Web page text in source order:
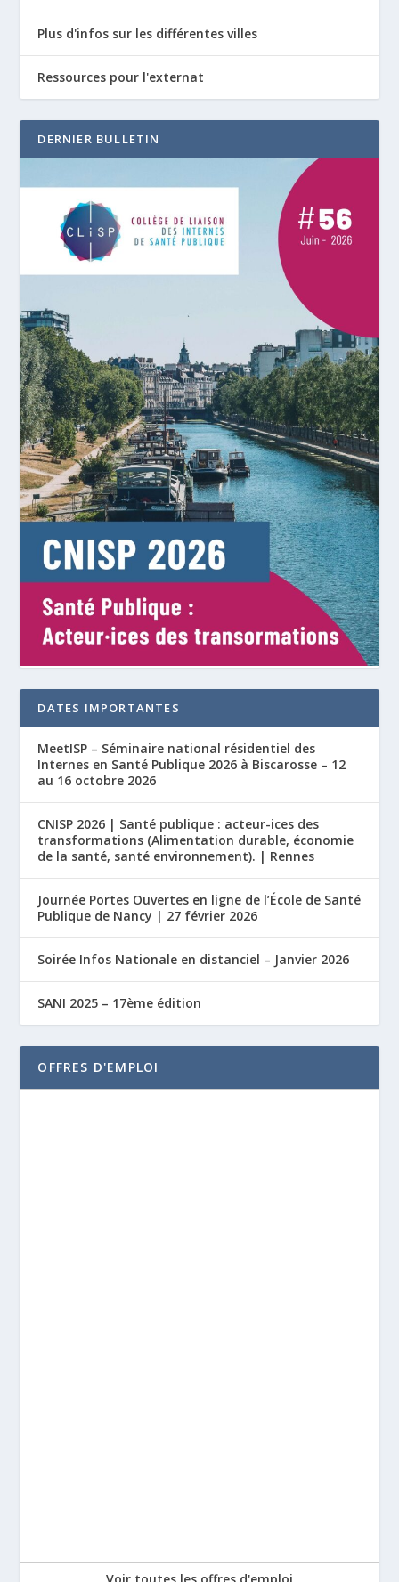
Plus d'infos sur les différentes villes
Ressources pour l'externat
DERNIER BULLETIN
DATES IMPORTANTES
MeetISP – Séminaire national résidentiel des
Internes en Santé Publique 2026 à Biscarosse – 12
au 16 octobre 2026
CNISP 2026 | Santé publique : acteur-ices des
transformations (Alimentation durable, économie
de la santé, santé environnement). | Rennes
Journée Portes Ouvertes en ligne de l’École de Santé
Publique de Nancy | 27 février 2026
Soirée Infos Nationale en distanciel – Janvier 2026
SANI 2025 – 17ème édition
OFFRES D'EMPLOI